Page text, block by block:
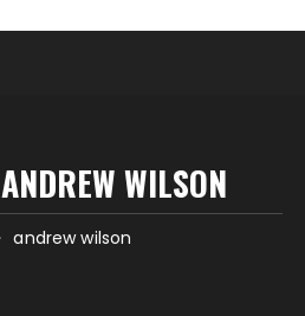
ANDREW WILSON
andrew wilson